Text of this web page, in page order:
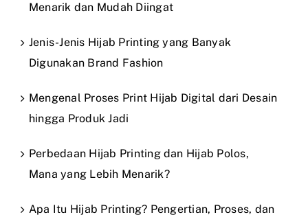
Menarik dan Mudah Diingat
Jenis-Jenis Hijab Printing yang Banyak
Digunakan Brand Fashion
Mengenal Proses Print Hijab Digital dari Desain
hingga Produk Jadi
Perbedaan Hijab Printing dan Hijab Polos,
Mana yang Lebih Menarik?
Apa Itu Hijab Printing? Pengertian, Proses, dan